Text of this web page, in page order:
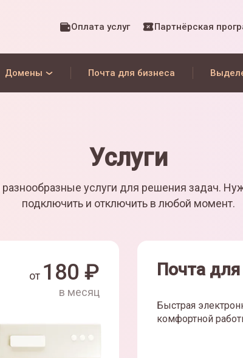
Оплата услуг Партнёрская
Домены Почта для бизнеса
Услуги
услуги для решения задач.
подключить и отключить в любой момент.
от 180 ₽
в месяц
Почта
Быстрая
комфортной